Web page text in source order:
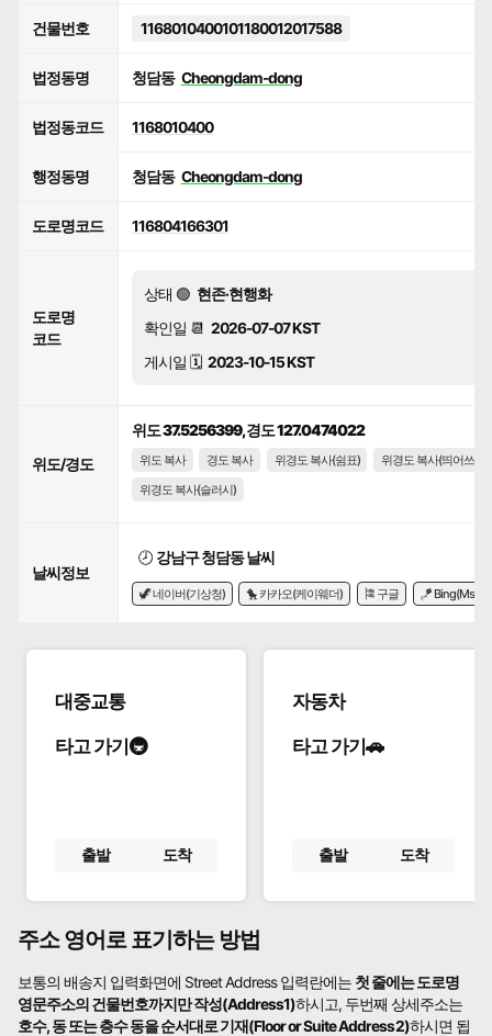
건물번호 1168010400101180012017588
법정동명 청담동 Cheongdam-dong
법정동코드 1168010400
행정동명 청담동 Cheongdam-dong
도로명코드 116804166301
도로명
코드
상태 🟢 현존·현행화
확인일 📆 2026-07-07 KST
게시일 🗓️ 2023-10-15 KST
위도/경도
위도 37.5256399, 경도 127.0474022
위도 복사 경도 복사 위경도 복사(쉼표)
위경도 복사(띄어쓰기)
위경도 복사(슬러시)
날씨정보
🕗 강남구 청담동 날씨
🦖 네이버(기상청) 🐤 카카오(케이웨더) 🎏 구글 🪁 Bing(Msn)
대중교통
타고 가기🚇
출발 도착
자동차
타고 가기🚗
출발 도착
주소 영어로 표기하는 방법
보통의 배송지 입력화면에 Street Address 입력란에는 첫 줄에는 도로명
영문주소의 건물번호까지만 작성(Address1)하시고, 두번째 상세주소는
호수, 동 또는 층수 동을 순서대로 기재(Floor or Suite Address2)하시면 됩